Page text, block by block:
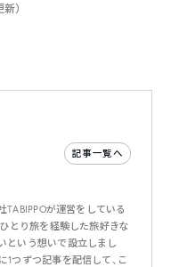
）
記事一覧へ
TABIPPOが運営をしている
ひとり旅を経験した旅好きな
という想いで設立しまし
1つずつ記事を配信して、こ